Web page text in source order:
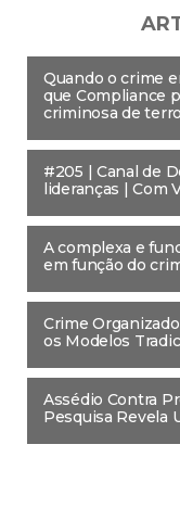
Quando o crime
que Compliance
criminosa de
#205 | Canal de
lideranças | Com
A complexa e
em função do
Crime
os Modelos
Assédio Contra
Pesquisa Revela